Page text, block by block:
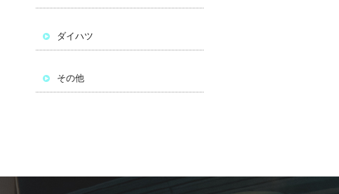
ダイハツ
その他